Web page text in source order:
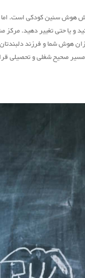
هوش سنین کودکی است. اما
یا حتی تغییر دهید. مرکز
هوش شما و فرزند
مسیر صحیح شغلی و تحصیلی